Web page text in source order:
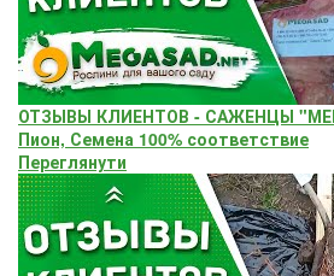
ОТЗЫВЫ КЛИЕНТОВ - САЖЕНЦЫ
Пион, Семена 100% соответствие
Переглянути